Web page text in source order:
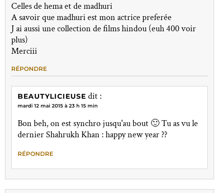
Celles de hema et de madhuri
A savoir que madhuri est mon actrice preferée
J ai aussi une collection de films hindou (euh 400 voir
plus)
Merciii
RÉPONDRE
BEAUTYLICIEUSE dit :
mardi 12 mai 2015 à 23 h 15 min
Bon beh, on est synchro jusqu'au bout 🙂 Tu as vu le
dernier Shahrukh Khan : happy new year ??
RÉPONDRE